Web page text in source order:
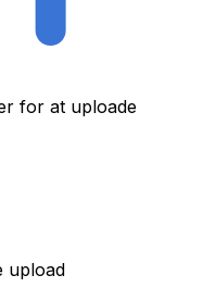
for at uploade
upload